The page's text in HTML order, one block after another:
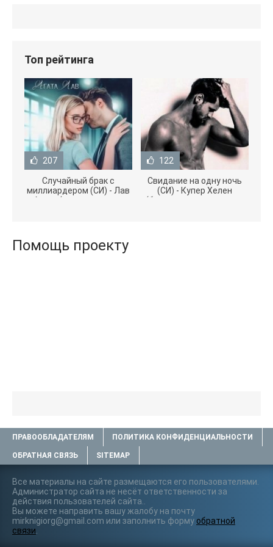
Топ рейтинга
207
Случайный брак с
миллиардером (СИ) - Лав
Агата (полная версия
122
Свидание на одну ночь
(СИ) - Купер Хелен
(бесплатные серии книг
Помощь проекту
ПРАВООБЛАДАТЕЛЯМ ПОЛИТИКА КОНФИДЕНЦИАЛЬНОСТИ
ОБРАТНАЯ СВЯЗЬ SITEMAP
Все материалы на сайте размещаются его пользователями.
Администратор сайта не несёт ответственности за
действия пользователей сайта..
Вы можете направить вашу жалобу на почту
mirknigiorg@gmail.com или заполнить форму обратной
связи.